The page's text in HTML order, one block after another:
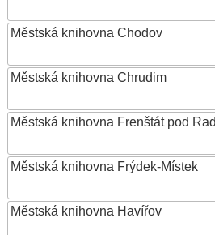
Městská knihovna Chodov
Městská knihovna Chrudim
Městská knihovna Frenštát pod
Městská knihovna Frýdek-Místek
Městská knihovna Havířov